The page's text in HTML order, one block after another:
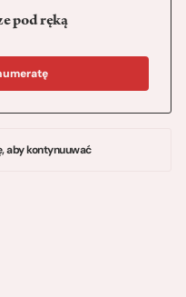
pod ręką
aby kontynuuwać